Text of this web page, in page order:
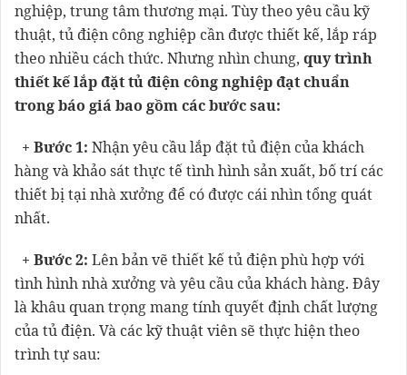
nghiệp, trung tâm thương mại. Tùy theo yêu cầu kỹ
thuật, tủ điện công nghiệp cần được thiết kế, lắp ráp
theo nhiều cách thức. Nhưng nhìn chung, quy trình
thiết kế lắp đặt tủ điện công nghiệp đạt chuẩn
trong báo giá bao gồm các bước sau:
+ Bước 1: Nhận yêu cầu lắp đặt tủ điện của khách
hàng và khảo sát thực tế tình hình sản xuất, bố trí các
thiết bị tại nhà xưởng để có được cái nhìn tổng quát
nhất.
+ Bước 2: Lên bản vẽ thiết kế tủ điện phù hợp với
tình hình nhà xưởng và yêu cầu của khách hàng. Đây
là khâu quan trọng mang tính quyết định chất lượng
của tủ điện. Và các kỹ thuật viên sẽ thực hiện theo
trình tự sau: